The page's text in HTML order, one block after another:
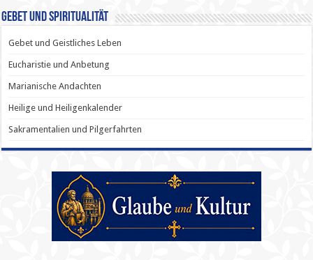
Gebet und Spiritualität
Gebet und Geistliches Leben
Eucharistie und Anbetung
Marianische Andachten
Heilige und Heiligenkalender
Sakramentalien und Pilgerfahrten